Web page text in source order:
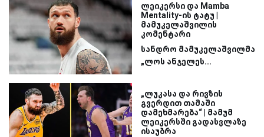
ლეიკერსი და Mamba
Mentality-ის ტატუ |
მამუკელაშვილის
კომენტარი
სანდრო მამუკელაშვილმა
„ლოს ანჯელეს...
„ლუკასა და რივზის
გვერდით თამაში
დამეხმარება“ | მამუმ
ლეიკერსში გადასვლაზე
ისაუბრა